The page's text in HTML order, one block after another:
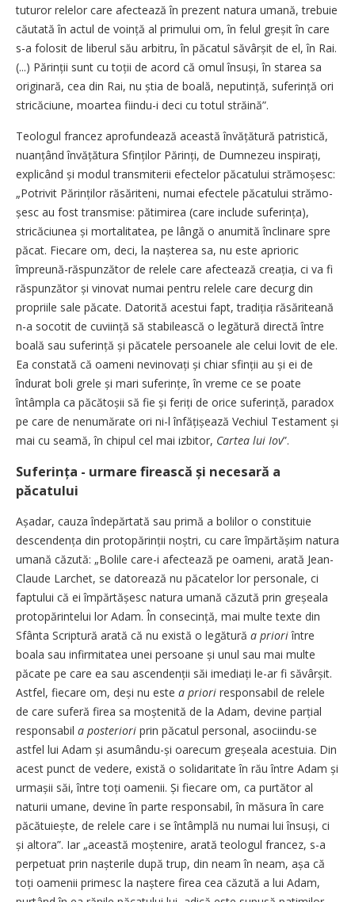
tuturor relelor care afectează în prezent natura umană, trebuie
căutată în actul de voință al primului om, în felul greșit în care
s-a folosit de liberul său arbitru, în păcatul săvârșit de el, în Rai.
(...) Părinții sunt cu toții de acord că omul însuși, în starea sa
originară, cea din Rai, nu știa de boală, neputință, suferință ori
stricăciune, moartea fiindu-i deci cu totul străină”.
Teologul francez aprofundează această învățătură patristică,
nuanțând învățătura Sfinților Părinți, de Dumnezeu inspirați,
explicând și modul transmiterii efectelor păcatului strămoșesc:
„Potrivit Părinților răsăriteni, numai efectele păcatului strămo­
șesc au fost transmise: pătimirea (care include suferința),
stricăciunea și mortalitatea, pe lângă o anumită înclinare spre
păcat. Fiecare om, deci, la nașterea sa, nu este aprioric
împreună-răspunzător de relele care afectează creația, ci va fi
răspunzător și vinovat numai pentru relele care decurg din
propriile sale păcate. Datorită acestui fapt, tradiția răsăriteană
n-a socotit de cuviință să stabilească o legătură directă între
boală sau suferință și păcatele persoanele ale celui lovit de ele.
Ea constată că oameni nevinovați și chiar sfinții au și ei de
îndurat boli grele și mari suferințe, în vreme ce se poate
întâmpla ca păcătoșii să fie și feriți de orice suferință, paradox
pe care de nenumărate ori ni-l înfățișează Vechiul Testament și
mai cu seamă, în chipul cel mai izbitor, Cartea lui Iov”.
Suferința - urmare firească și necesară a
păcatului
Așadar, cauza îndepărtată sau primă a bolilor o constituie
descen­dența din protopărinții noștri, cu care împărtășim natura
umană căzută: „Bolile care-i afectează pe oameni, arată Jean-
Claude Larchet, se datorează nu păcatelor lor personale, ci
faptului că ei împărtășesc natura umană căzută prin greșeala
protopărintelui lor Adam. În consecință, mai multe texte din
Sfânta Scriptură arată că nu există o legătură a prioriîntre
boala sau infirmitatea unei persoane și unul sau mai multe
păcate pe care ea sau ascendenții săi imediați le-ar fi săvârșit.
Astfel, fiecare om, deși nu este a priori responsabil de relele
de care suferă firea sa moștenită de la Adam, devine parțial
responsabil a posteriori prin păcatul personal, asociindu-se
astfel lui Adam și asumându-și oarecum greșeala acestuia. Din
acest punct de vedere, există o solidaritate în rău între Adam și
urmașii săi, între toți oamenii. Și fiecare om, ca purtător al
naturii umane, devine în parte responsabil, în măsura în care
păcătuiește, de relele care i se întâmplă nu numai lui însuși, ci
și altora”. Iar „această moște­nire, arată teologul francez, s-a
perpetuat prin nașterile după trup, din neam în neam, așa că
toți oamenii primesc la naștere firea cea căzută a lui Adam,